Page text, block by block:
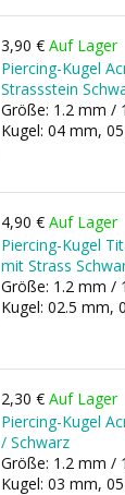
3,90 € Auf Lager
Piercing-Kugel
Strassstein
Größe: 1.2 mm /
Kugel: 04 mm,
4,90 € Auf Lager
Piercing-Kugel
mit Strass
Größe: 1.2 mm /
Kugel: 02.5 mm,
2,30 € Auf Lager
Piercing-Kugel
/ Schwarz
Größe: 1.2 mm /
Kugel: 03 mm,